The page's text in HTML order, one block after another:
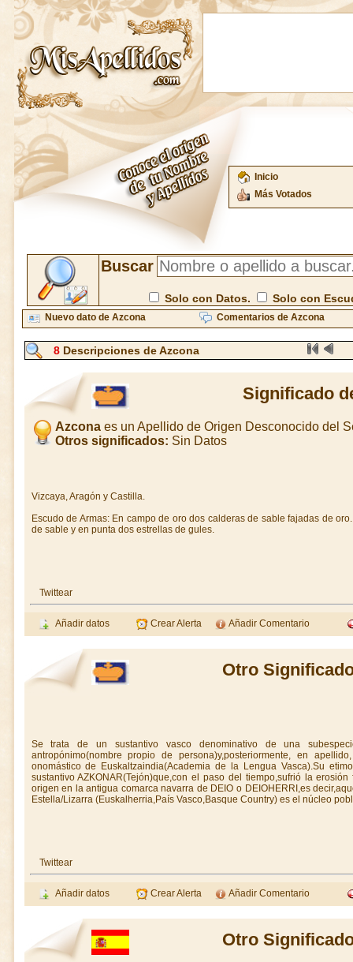
Inicio
Más Votados
Buscar
Solo con Datos. Solo con
Nuevo dato de Azcona Comentarios de Azcona
8 Descripciones de Azcona
Significado
Azconaes un Apellido de Origen Desconocido del
Otros significados: Sin Datos
Vizcaya, Aragón y Castilla.
Escudo de Armas: En campo de oro dos calderas de sable fajadas de
de sable y en punta dos estrellas de gules.
Twittear
Añadir datos Crear Alerta Añadir Comentario
Otro
Se trata de un sustantivo vasco denominativo de una
antropónimo(nombre propio de persona)y,posteriormente, en
onomástico de Euskaltzaindia(Academia de la Lengua Vasca).Su
sustantivo AZKONAR(Tejón)que,con el paso del tiempo,sufrió la
origen en la antigua comarca navarra de DEIO o DEIOHERRI,es
Estella/Lizarra (Euskalherria,País Vasco,Basque Country) es el núcleo
Twittear
Añadir datos Crear Alerta Añadir Comentario
Otro